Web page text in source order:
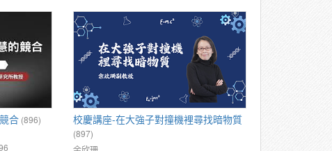
合(896)
校慶講座-在大強子對撞機裡尋找暗物質
(897)